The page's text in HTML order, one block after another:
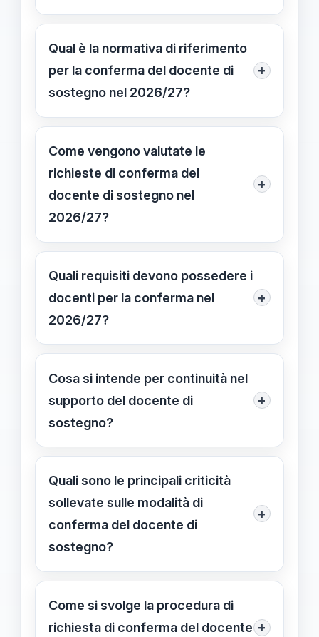
Sì, la procedura di conferma del
docente di sostegno è prevista anche
per l’anno scolastico 2026/27, per
garantire continuità e stabilità ai
Qual è la normativa di riferimento
per la conferma del docente di
sostegno nel 2026/27?
+
La procedura si basa sull’articolo 13
dell’ordinanza ministeriale e le norme
vigenti sono soggette a
aggiornamenti annuali secondo le
disposizioni del Ministero
Come vengono valutate le
richieste di conferma del
docente di sostegno nel
2026/27?
+
Le richieste sono valutate dalle
commissioni scolastiche sulla base
delle esigenze pedagogiche, delle
certificazioni e delle indicazioni del
Quali requisiti devono possedere i
docenti per la conferma nel
2026/27?
+
È necessario avere una posizione in
graduatoria di istituto, l’abilitazione
specifica, e certificazioni che
attestano le necessità di continuità
Cosa si intende per continuità nel
supporto del docente di
sostegno?
+
Per continuità si intende la conferma
del docente assegnato all’alunno per
più anni, assicurando stabilità
educativa e relazionale nel percorso
scolastico.
Quali sono le principali criticità
sollevate sulle modalità di
conferma del docente di
sostegno?
+
Le criticità riguardano la trasparenza,
il rischio di influenze esterne e la
necessità di criteri oggettivi per tutte
Come si svolge la procedura di
richiesta di conferma del docente +